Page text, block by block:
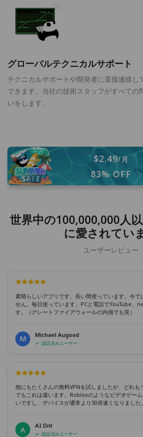
グローバルテクニカルサポート
テクニカルサポートや開発者に直接連絡し
できます。当社の技術スタッフがすべての
いをします。
$2.49/月
83% OFF
世界中の100,000,000人
に愛されてい
ユーザーレビュー
素晴らしいアプリです。長い間使っています。今で
せん。毎日使っています。PCと電話でYouTube、
す。（グレートファイアウォールの内側でも笑）
M Michael Augood
認証済みユーザー
他にもたくさんの無料VPNを試しましたが、どれも
でもこれは違います。Robloxのようなビデオゲー
いですし、デバイスが通常より50倍速くなりました。
A AI Dnt
認証済みユーザー